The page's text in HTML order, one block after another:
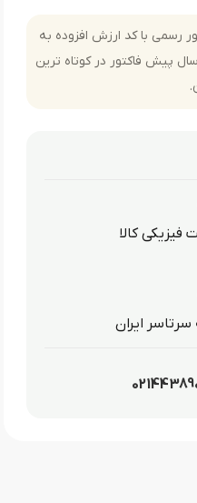
رسمی با کد ارزش افزوده به
پیش فاکتور در کوتاه ترین
فیزیکی کالا
ایران